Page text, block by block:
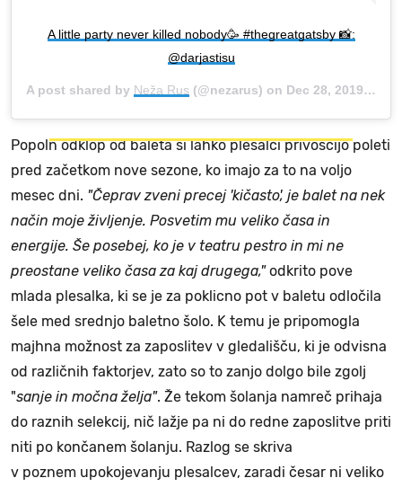
A little party never killed nobody🥳 #thegreatgatsby 📸:
@darjastisu
A post shared by Neža Rus (@nezarus) on Dec 28, 2019 at 8:05am PST
Popoln odklop od baleta si lahko plesalci privoščijo poleti
pred začetkom nove sezone, ko imajo za to na voljo
mesec dni. "Čeprav zveni precej 'kičasto', je balet na nek
način moje življenje. Posvetim mu veliko časa in
energije. Še posebej, ko je v teatru pestro in mi ne
preostane veliko časa za kaj drugega,"odkrito pove
mlada plesalka, ki se je za poklicno pot v baletu odločila
šele med srednjo baletno šolo. K temu je pripomogla
majhna možnost za zaposlitev v gledališču, ki je odvisna
od različnih faktorjev, zato so to zanjo dolgo bile zgolj
"sanje in močna želja". Že tekom šolanja namreč prihaja
do raznih selekcij, nič lažje pa ni do redne zaposlitve priti
niti po končanem šolanju. Razlog se skriva
v poznem upokojevanju plesalcev, zaradi česar ni veliko